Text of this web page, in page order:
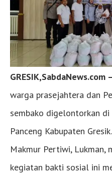
GRESIK,SabdaNews.com –
warga prasejahtera dan
sembako digelontorkan di
Panceng Kabupaten
Makmur Pertiwi, Lukman,
kegiatan bakti sosial ini